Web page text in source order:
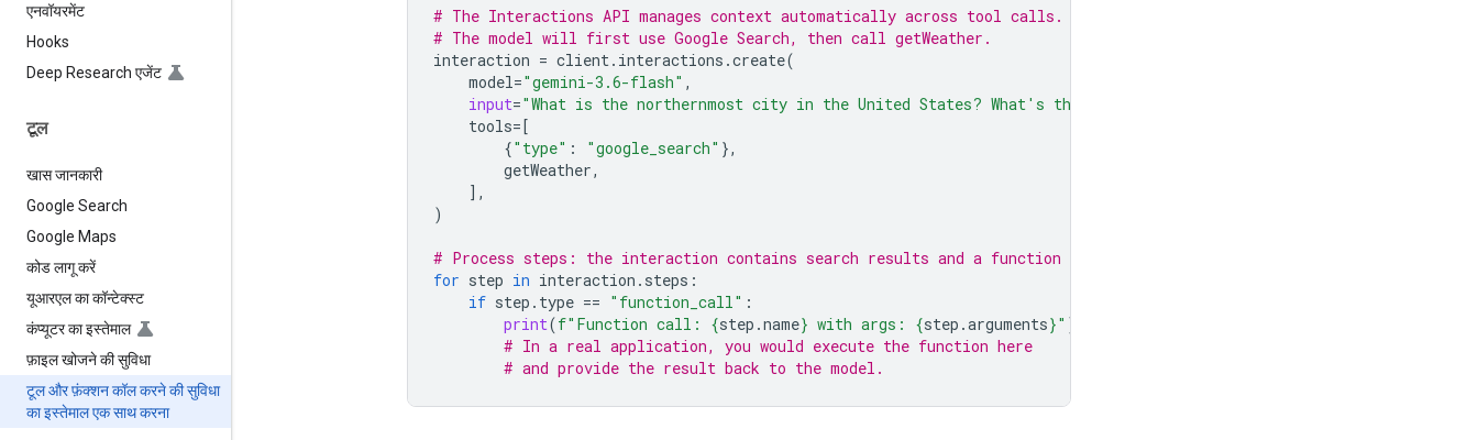
एनवॉयरमेंट
Hooks
Deep Research एजेंट
टूल
खास जानकारी
Google Search
Google Maps
कोड लागू करें
यूआरएल का कॉन्टेक्स्ट
कंप्यूटर का इस्तेमाल
फ़ाइल खोजने की सुविधा
टूल और फ़ंक्शन कॉल करने की सुविधा
का इस्तेमाल एक साथ करना
# The Interactions API manages context automatically across tool calls.
# The model will first use Google Search, then call getWeather.
interaction = client. interactions .create(
model="gemini-3.6-flash" ,
input="What is the northernmost city in the United States? What's the weather like there today?"
tools=[
{"type" : "google_search" },
getWeather,
],
)
# Process steps: the interaction contains search results and a function call
for step in interaction . steps :
if step . type == "function_call" :
print(f"Function call: {step .name} with args: {step .arguments}" )
# In a real application, you would execute the function here
# and provide the result back to the model.